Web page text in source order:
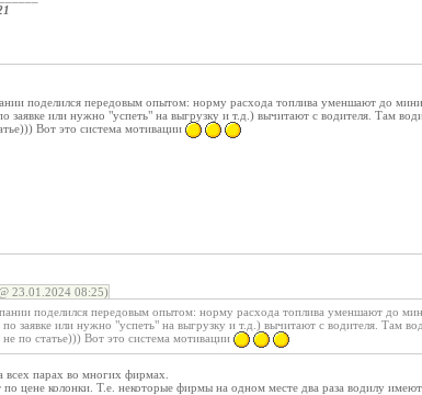
поделился передовым опытом: норму расхода топлива уменшают до
заявке или нужно "успеть" на выгрузку и т.д.) вычитают с водителя. Там
Вот это система мотивации
23.01.2024 08:25)
поделился передовым опытом: норму расхода топлива уменшают до
заявке или нужно "успеть" на выгрузку и т.д.) вычитают с водителя. Там
по статье))) Вот это система мотивации
парах во многих фирмах.
цене колонки. Т.е. некоторые фирмы на одном месте два раза водилу